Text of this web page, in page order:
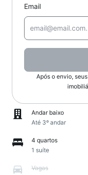
Email
Após o envio,
Andar baixo
Até 3º andar
4 quartos
1 suíte
Vagas